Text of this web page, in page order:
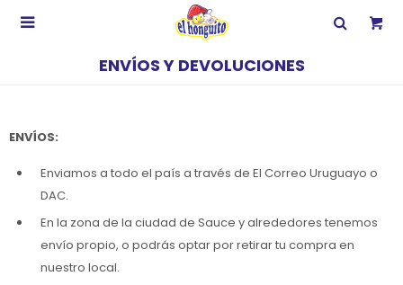

ENVÍOS Y DEVOLUCIONES
ENVÍOS:
Enviamos a todo el país a través de El Correo Uruguayo o
DAC.
En la zona de la ciudad de Sauce y alrededores tenemos
envío propio, o podrás optar por retirar tu compra en
nuestro local.